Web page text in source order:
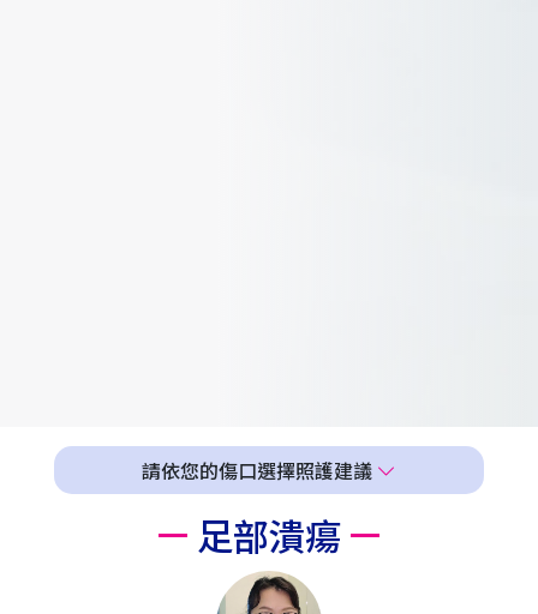
請依您的傷口選擇照護建議
足部潰瘍